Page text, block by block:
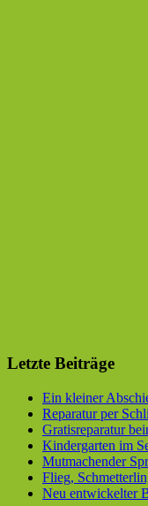
Letzte Beiträge
Ein kleiner
Reparatur per
Gratisreparatur
Kindergarten im
Mutmachender
Flieg,
Neu entwickelter